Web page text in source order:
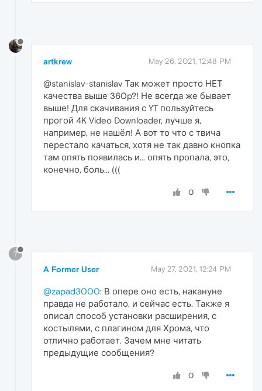
artkrew May 26, 2021, 12:48 PM
@stanislav-stanislav Так может просто НЕТ
качества выше 360p?! Не всегда же бывает
выше! Для скачивания с YT пользуйтесь
прогой 4K Video Downloader, лучше я,
например, не нашёл! А вот то что с твича
перестало качаться, хотя не так давно кнопка
там опять появилась и... опять пропала, это,
конечно, боль... (((
0
?
A Former User May 27, 2021, 12:24 PM
@zapad3000: В опере оно есть, накануне
правда не работало, и сейчас есть. Также я
описал способ установки расширения, с
костылями, с плагином для Хрома, что
отлично работает. Зачем мне читать
предыдущие сообщения?
0